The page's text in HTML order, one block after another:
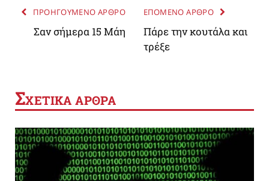
ΠΡΟΗΓΟΥΜΕΝΟ ΑΡΘΡΟ
Σαν σήμερα 15 Μάη
ΕΠΟΜΕΝΟ ΑΡΘΡΟ
Πάρε την κουτάλα και
τρέξε
ΣΧΕΤΙΚΑ ΑΡΘΡΑ